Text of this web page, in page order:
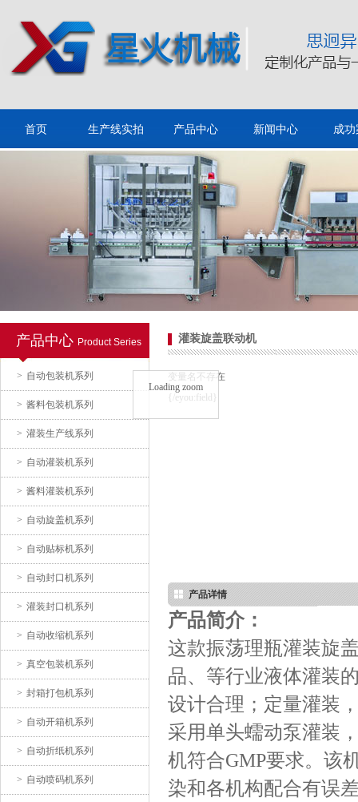
首页 生产线实拍 产品中心 新闻中心 成
产品中心 Product Series
> 自动包装机系列
> 酱料包装机系列
> 灌装生产线系列
> 自动灌装机系列
> 酱料灌装机系列
> 自动旋盖机系列
> 自动贴标机系列
> 自动封口机系列
> 灌装封口机系列
> 自动收缩机系列
> 真空包装机系列
> 封箱打包机系列
> 自动开箱机系列
> 自动折纸机系列
> 自动喷码机系列
灌装（自流、活塞）旋盖一
自动盒中袋灌装旋盖机
病毒采样试剂灌装封口机
灌装旋盖联动机
变量名不存在
Loading zoom
{/eyou:field}
产品详情
产品简介：
这款振荡理瓶灌装旋
品、等行业液体灌装
设计合理；定量灌装
采用单头蠕动泵灌装
机符合GMP要求。该
染和各机构配合有误